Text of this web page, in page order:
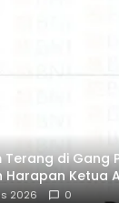
Terang di Gang
Ketua
untuk PLN Babel
2026 0